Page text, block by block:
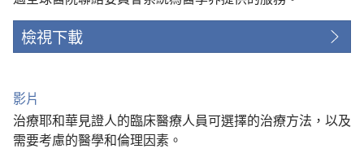
檢視下載
影片
治療耶和華見證人的臨床醫療人員可選擇的治療方法，以及
需要考慮的醫學和倫理因素。